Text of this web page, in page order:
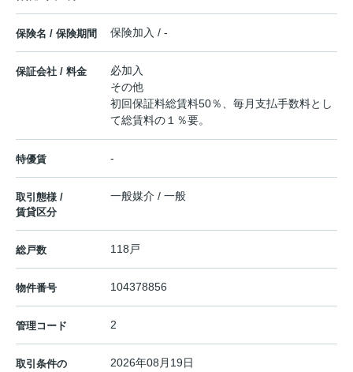
保険名 / 保険期間 保険加入 / -
保証会社 / 料金
必加入
その他
初回保証料総賃料50％、毎月支払手数料とし
て総賃料の１％要。
特優賃 -
取引態様 /
賃貸区分
一般媒介 / 一般
総戸数 118戸
物件番号 104378856
管理コード 2
取引条件の
2026年08月19日